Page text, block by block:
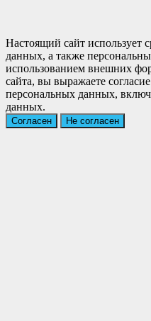
Настоящий сайт использует
данных, а также
использованием внешних
сайта, вы выражаете
персональных данных,
данных.
Согласен Не согласен